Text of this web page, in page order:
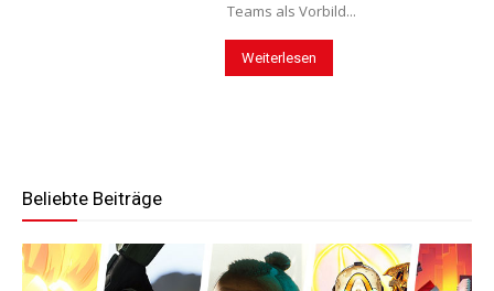
Teams als Vorbild...
Weiterlesen
Beliebte Beiträge